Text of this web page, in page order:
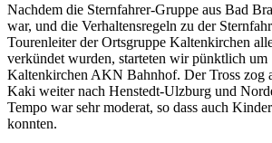
Nachdem die Sternfahrer-Gruppe aus Bad
war, und die Verhaltensregeln zu der
Tourenleiter der Ortsgruppe Kaltenkirchen
verkündet wurden, starteten wir pünktlich um
Kaltenkirchen AKN Bahnhof. Der Tross zog
Kaki weiter nach Henstedt-Ulzburg und
Tempo war sehr moderat, so dass auch
konnten.